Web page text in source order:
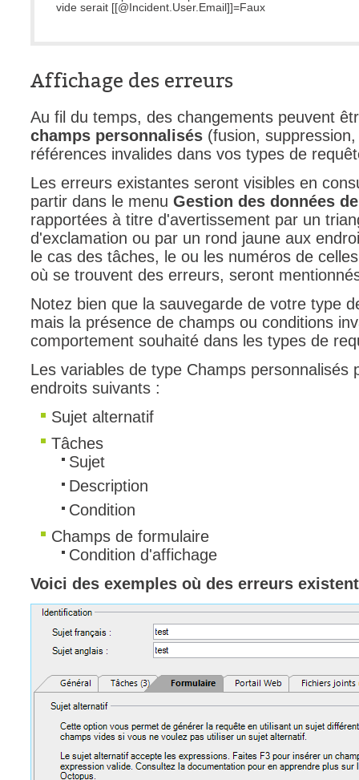
vide serait [[@Incident.User.Email]]=Faux
Affichage des erreurs
Au fil du temps, des changements peuvent
champs personnalisés (fusion,
références invalides dans vos types de
Les erreurs existantes seront visibles en
partir dans le menu Gestion des données
rapportées à titre d'avertissement par un
d'exclamation ou par un rond jaune aux
le cas des tâches, le ou les numéros de
où se trouvent des erreurs, seront
Notez bien que la sauvegarde de votre type
mais la présence de champs ou conditions
comportement souhaité dans les types de
Les variables de type Champs personnalisés
endroits suivants :
Sujet alternatif
Tâches
Sujet
Description
Condition
Champs de formulaire
Condition d'affichage
Voici des exemples où des erreurs